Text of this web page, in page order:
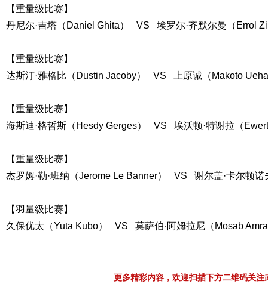
【重量级比赛】
丹尼尔·吉塔（Daniel Ghita） VS 埃罗尔·齐默尔曼（Errol
【重量级比赛】
达斯汀·雅格比（Dustin Jacoby） VS 上原诚（Makoto
【重量级比赛】
海斯迪·格哲斯（Hesdy Gerges） VS 埃沃顿·特谢拉（
【重量级比赛】
杰罗姆·勒·班纳（Jerome Le Banner） VS 谢尔盖·卡尔顿
【羽量级比赛】
久保优太（Yuta Kubo） VS 莫萨伯·阿姆拉尼（Mosab
更多精彩内容，欢迎扫描下方二维码关注